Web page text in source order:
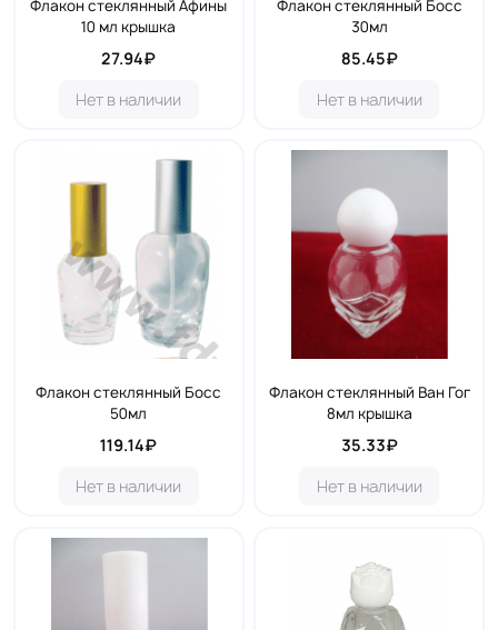
Флакон стеклянный Афины
10 мл крышка
27.94₽
Нет в наличии
Флакон стеклянный Босс
30мл
85.45₽
Нет в наличии
Флакон стеклянный Босс
50мл
119.14₽
Нет в наличии
Флакон стеклянный Ван Гог
8мл крышка
35.33₽
Нет в наличии